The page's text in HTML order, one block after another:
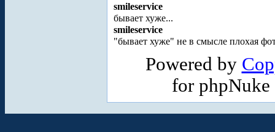
smileservice
бывает хуже...
smileservice
"бывает хуже" не в смысле плохая
Powered by
for